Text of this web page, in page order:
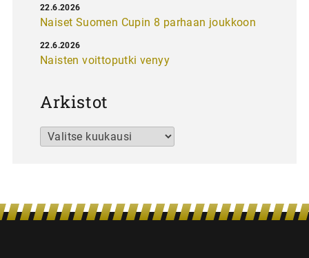
Naiset Suomen Cupin 8 parhaan joukkoon
22.6.2026
Naisten voittoputki venyy
22.6.2026
Arkistot
Arkistot